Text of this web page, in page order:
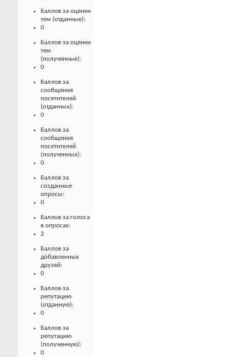
Баллов за оценки
тем (отданные):
0
Баллов за оценки
тем
(полученные):
0
Баллов за
сообщения
посетителей
(отданных):
0
Баллов за
сообщения
посетителей
(полученных):
0
Баллов за
созданные
опросы:
0
Баллов за голоса
в опросах:
2
Баллов за
добавленных
друзей:
0
Баллов за
репутацию
(отданную):
0
Баллов за
репутацию
(полученную):
0